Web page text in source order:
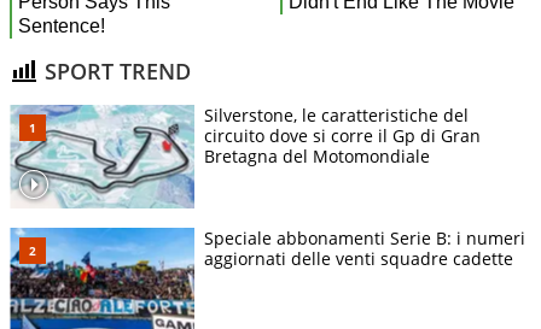
SPORT TREND
Silverstone, le caratteristiche del
circuito dove si corre il Gp di Gran
Bretagna del Motomondiale
Speciale abbonamenti Serie B: i numeri
aggiornati delle venti squadre cadette